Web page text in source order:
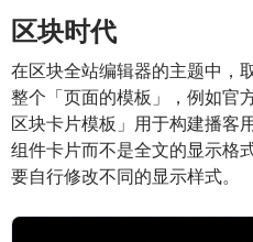
区块时代
在区块全站编辑器的主题中，
整个「页面的模板」，例如官
区块卡片模板」用于构建播客
组件卡片而不是全文的显示格
要自行修改不同的显示样式。